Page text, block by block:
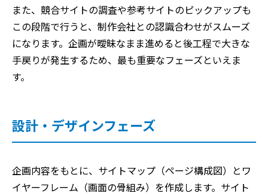
また、競合サイトの調査や参考サイトのピックアップも
この段階で行うと、制作会社との認識合わせがスムーズ
になります。企画が曖昧なまま進めると後工程で大きな
手戻りが発生するため、最も重要なフェーズといえま
す。
設計・デザインフェーズ
企画内容をもとに、サイトマップ（ページ構成図）とワ
イヤーフレーム（画面の骨組み）を作成します。サイト